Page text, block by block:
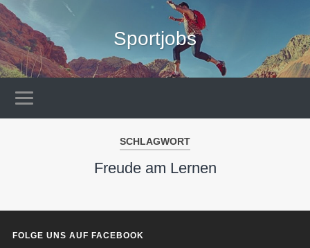
Sportjobs
SCHLAGWORT
Freude am Lernen
FOLGE UNS AUF FACEBOOK